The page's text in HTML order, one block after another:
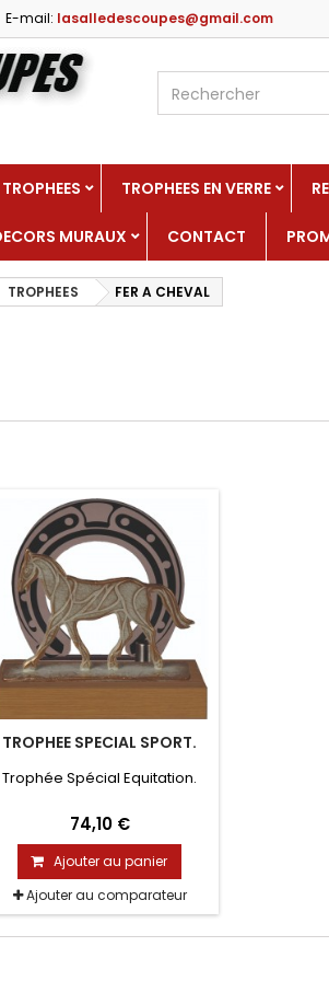
E-mail: lasalledescoupes@gmail.com
TROPHEES EN VERRE
MURAUX CONTACT
TROPHEES FER A CHEVAL
TROPHEE SPECIAL SPORT.
Trophée Spécial Equitation.
74,10 €
Ajouter au panier
Ajouter au comparateur